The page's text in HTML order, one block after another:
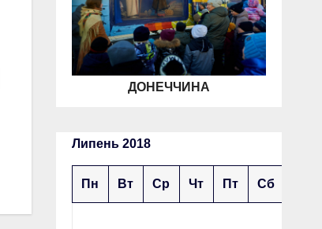
ДОНЕЧЧИНА
Липень 2018
Пн Вт Ср Чт Пт Сб